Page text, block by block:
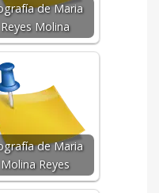
de Maria
Reyes Molina
de Maria
Molina Reyes